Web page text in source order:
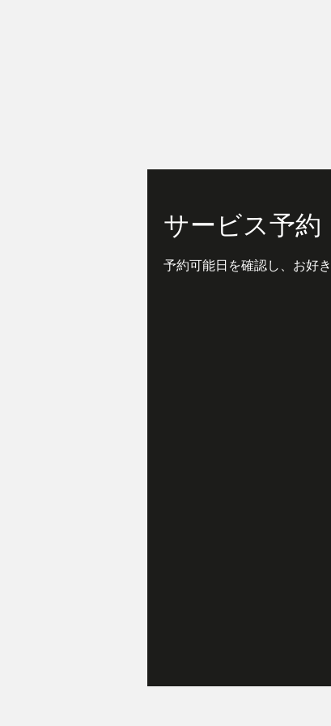
サービス予約
予約可能日を確認し、お好